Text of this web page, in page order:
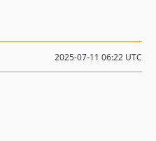
2025-07-11 06:22 UTC